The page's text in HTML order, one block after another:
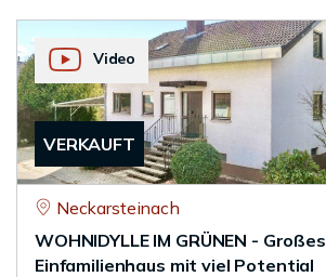
VERKAUFT
Video
Neckarsteinach
WOHNIDYLLE IM GRÜNEN - Großes
Einfamilienhaus mit viel Potential